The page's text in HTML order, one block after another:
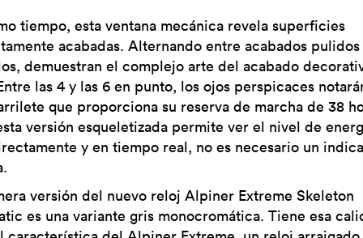
tiempo, esta ventana mecánica revela superficies
acabadas. Alternando entre acabados pulidos
demuestran el complejo arte del acabado
las 4 y las 6 en punto, los ojos perspicaces
que proporciona su reserva de marcha de 38
versión esqueletizada permite ver el nivel de
y en tiempo real, no es necesario un
versión del nuevo reloj Alpiner Extreme Skeleton
es una variante gris monocromática. Tiene esa